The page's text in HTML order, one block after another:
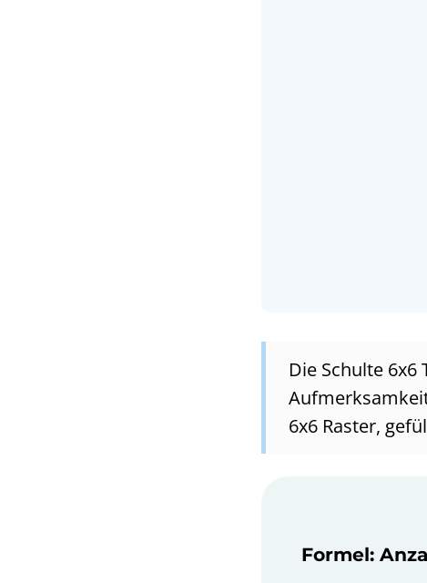
Die Schulte
6x6 Raster,
Formel: